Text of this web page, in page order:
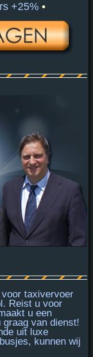
+25% •
taxivervoer
Reist u voor
u een
van dienst!
uit luxe
, kunnen wij